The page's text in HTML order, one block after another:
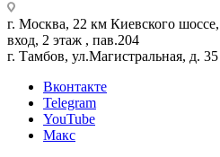
г. Москва, 22 км Киевского
вход, 2 этаж , пав.204
г. Тамбов, ул.Магистральная, д.
Вконтакте
Telegram
YouTube
Макс